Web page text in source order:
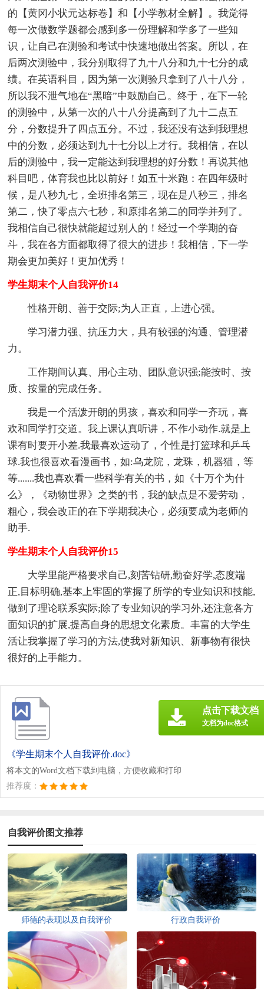
的【黄冈小状元达标卷】和【小学教材全解】。我觉得
每一次做数学题都会感到多一份理解和学多了一些知
识，让自己在测验和考试中快速地做出答案。所以，在
后两次测验中，我分别取得了九十八分和九十七分的成
绩。在英语科目，因为第一次测验只拿到了八十八分，
所以我不泄气地在“黑暗”中鼓励自己。终于，在下一轮
的测验中，从第一次的八十八分提高到了九十二点五
分，分数提升了四点五分。不过，我还没有达到我理想
中的分数，必须达到九十七分以上才行。我相信，在以
后的测验中，我一定能达到我理想的好分数！再说其他
科目吧，体育我也比以前好！如五十米跑：在四年级时
候，是八秒九七，全班排名第三，现在是八秒三，排名
第二，快了零点六七秒，和原排名第二的同学并列了。
我相信自己很快就能超过别人的！经过一个学期的奋
斗，我在各方面都取得了很大的进步！我相信，下一学
期会更加美好！更加优秀！
学生期末个人自我评价14
性格开朗、善于交际;为人正直，上进心强。
学习潜力强、抗压力大，具有较强的沟通、管理潜
力。
工作期间认真、用心主动、团队意识强;能按时、按
质、按量的完成任务。
我是一个活泼开朗的男孩，喜欢和同学一齐玩，喜
欢和同学打交道。我上课认真听讲，不作小动作.就是上
课有时要开小差.我最喜欢运动了，个性是打篮球和乒乓
球.我也很喜欢看漫画书，如:乌龙院，龙珠，机器猫，等
等.......我也喜欢看一些科学有关的书，如《十万个为什
么》，《动物世界》之类的书，我的缺点是不爱劳动，
粗心，我会改正的在下学期我决心，必须要成为老师的
助手.
学生期末个人自我评价15
大学里能严格要求自己,刻苦钻研,勤奋好学,态度端
正,目标明确,基本上牢固的掌握了所学的专业知识和技能,
做到了理论联系实际;除了专业知识的学习外,还注意各方
面知识的扩展,提高自身的思想文化素质。丰富的大学生
活让我掌握了学习的方法,使我对新知识、新事物有很快
很好的上手能力。
《学生期末个人自我评价.doc》
将本文的Word文档下载到电脑，方便收藏和打印
推荐度：
点击下载文档
文档为doc格式
自我评价图文推荐
师德的表现以及自我评价 行政自我评价